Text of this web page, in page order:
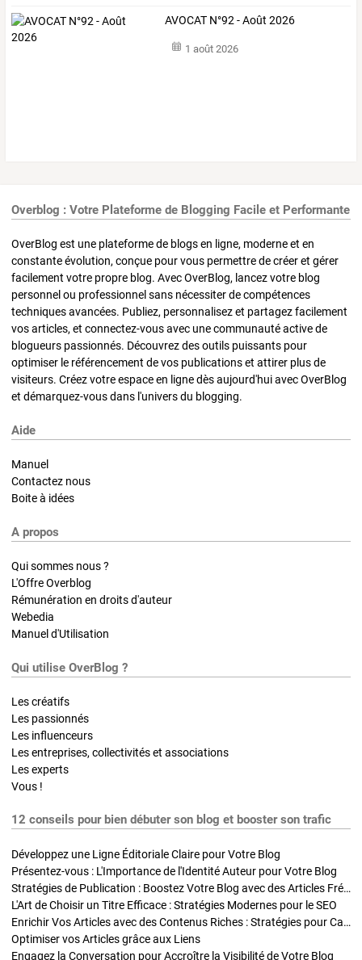
AVOCAT N°92 - Août 2026
1 août 2026
Overblog : Votre Plateforme de Blogging Facile et Performante
OverBlog est une plateforme de blogs en ligne, moderne et en
constante évolution, conçue pour vous permettre de créer et gérer
facilement votre propre blog. Avec OverBlog, lancez votre blog
personnel ou professionnel sans nécessiter de compétences
techniques avancées. Publiez, personnalisez et partagez facilement
vos articles, et connectez-vous avec une communauté active de
blogueurs passionnés. Découvrez des outils puissants pour
optimiser le référencement de vos publications et attirer plus de
visiteurs. Créez votre espace en ligne dès aujourd'hui avec OverBlog
et démarquez-vous dans l'univers du blogging.
Aide
Manuel
Contactez nous
Boite à idées
A propos
Qui sommes nous ?
L'Offre Overblog
Rémunération en droits d'auteur
Webedia
Manuel d'Utilisation
Qui utilise OverBlog ?
Les créatifs
Les passionnés
Les influenceurs
Les entreprises, collectivités et associations
Les experts
Vous !
12 conseils pour bien débuter son blog et booster son trafic
Développez une Ligne Éditoriale Claire pour Votre Blog
Présentez-vous : L'Importance de l'Identité Auteur pour Votre Blog
Stratégies de Publication : Boostez Votre Blog avec des Articles Fréquents et Exclusifs
L'Art de Choisir un Titre Efficace : Stratégies Modernes pour le SEO
Enrichir Vos Articles avec des Contenus Riches : Stratégies pour Captiver et Optimiser
Optimiser vos Articles grâce aux Liens
Engagez la Conversation pour Accroître la Visibilité de Votre Blog